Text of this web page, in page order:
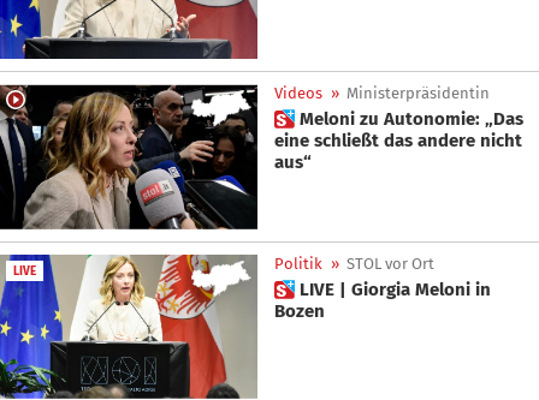
Videos » Ministerpräsidentin
 Meloni zu Autonomie: „Das
eine schließt das andere nicht
aus“
LIVE Politik » STOL vor Ort
 LIVE | Giorgia Meloni in
Bozen